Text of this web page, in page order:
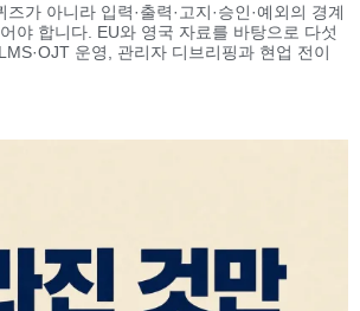
가 아니라 입력·출력·고지·승인·예외의 경계
야 합니다. EU와 영국 자료를 바탕으로 다섯
운영, 관리자 디브리핑과 현업 전이